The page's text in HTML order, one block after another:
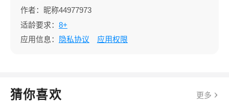
作者：昵称44977973
适龄要求： 8+
应用信息：
隐私协议 应用权限
猜你喜欢 更多